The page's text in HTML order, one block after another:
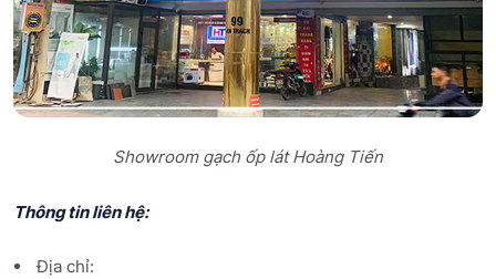
Showroom gạch ốp lát Hoàng Tiến
Thông tin liên hệ:
Địa chỉ: